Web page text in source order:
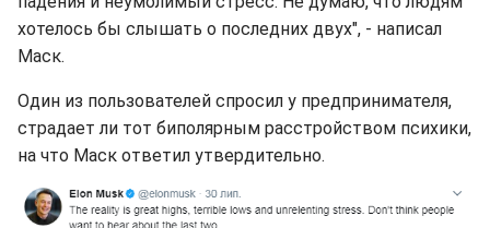
хотелось бы слышать о последних двух", - написал
Маск.
Один из пользователей спросил у предпринимателя,
страдает ли тот биполярным расстройством психики,
на что Маск ответил утвердительно.